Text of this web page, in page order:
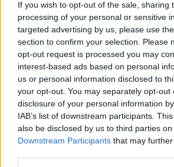
If you wish to opt-out of the sale, sharing
processing of your personal or sensitive
targeted advertising by us, please use
section to confirm your selection. Please
opt-out request is processed you may
interest-based ads based on personal
us or personal information disclosed to
your opt-out. You may separately opt-out
disclosure of your personal information
IAB’s list of downstream participants.
also be disclosed by us to third parties on
Downstream Participants that may